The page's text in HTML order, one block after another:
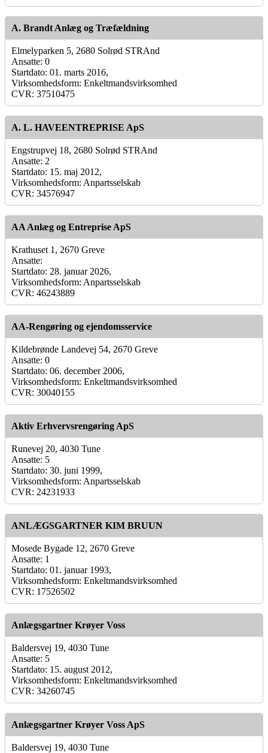
A. Brandt Anlæg og Træfældning
Elmelyparken 5, 2680 Solrød STRAnd
Ansatte: 0
Startdato: 01. marts 2016,
Virksomhedsform: Enkeltmandsvirksomhed
CVR: 37510475
A. L. HAVEENTREPRISE ApS
Engstrupvej 18, 2680 Solrød STRAnd
Ansatte: 2
Startdato: 15. maj 2012,
Virksomhedsform: Anpartsselskab
CVR: 34576947
AA Anlæg og Entreprise ApS
Krathuset 1, 2670 Greve
Ansatte:
Startdato: 28. januar 2026,
Virksomhedsform: Anpartsselskab
CVR: 46243889
AA-Rengøring og ejendomsservice
Kildebrønde Landevej 54, 2670 Greve
Ansatte: 0
Startdato: 06. december 2006,
Virksomhedsform: Enkeltmandsvirksomhed
CVR: 30040155
Aktiv Erhvervsrengøring ApS
Runevej 20, 4030 Tune
Ansatte: 5
Startdato: 30. juni 1999,
Virksomhedsform: Anpartsselskab
CVR: 24231933
ANLÆGSGARTNER KIM BRUUN
Mosede Bygade 12, 2670 Greve
Ansatte: 1
Startdato: 01. januar 1993,
Virksomhedsform: Enkeltmandsvirksomhed
CVR: 17526502
Anlægsgartner Krøyer Voss
Baldersvej 19, 4030 Tune
Ansatte: 5
Startdato: 15. august 2012,
Virksomhedsform: Enkeltmandsvirksomhed
CVR: 34260745
Anlægsgartner Krøyer Voss ApS
Baldersvej 19, 4030 Tune